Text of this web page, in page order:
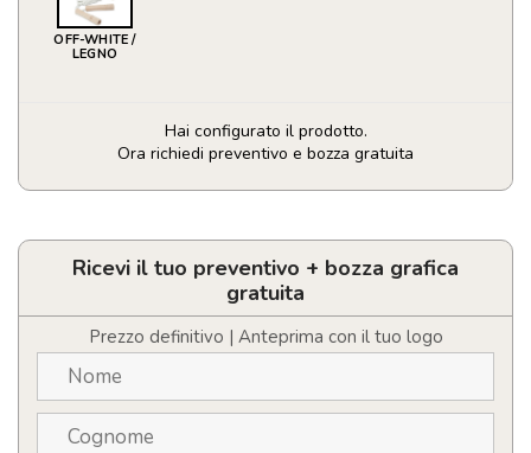
OFF-WHITE /
LEGNO
Hai configurato il prodotto.
Ora richiedi preventivo e bozza gratuita
Corda
saltare
Denise
custodia
cotone
quantità
Ricevi il tuo preventivo + bozza grafica
gratuita
Prezzo definitivo | Anteprima con il tuo logo